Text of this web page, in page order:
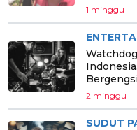
1 minggu
Bergengsi
2 minggu
SUDUT